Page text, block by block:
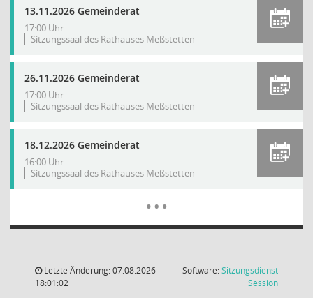
13.11.2026 Gemeinderat
17:00 Uhr
Sitzungssaal des Rathauses Meßstetten
26.11.2026 Gemeinderat
17:00 Uhr
Sitzungssaal des Rathauses Meßstetten
18.12.2026 Gemeinderat
16:00 Uhr
Sitzungssaal des Rathauses Meßstetten
…
Letzte Änderung: 07.08.2026
18:01:02
Software:Sitzungsdienst
Session(Wird in